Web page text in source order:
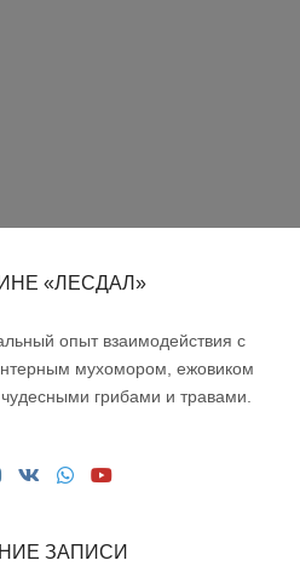
«ЛЕСДАЛ»
опыт взаимодействия с
мухомором, ежовиком
грибами и травами.
ЗАПИСИ